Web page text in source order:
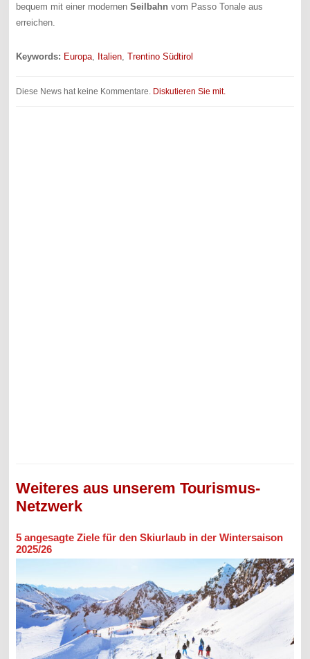
bequem mit einer modernenSeilbahn vom Passo Tonale aus
erreichen.
Keywords: Europa, Italien,Trentino Südtirol
Diese News hat keine Kommentare. Diskutieren Sie mit.
Weiteres aus unserem Tourismus-
Netzwerk
5 angesagte Ziele für den Skiurlaub in der Wintersaison
2025/26